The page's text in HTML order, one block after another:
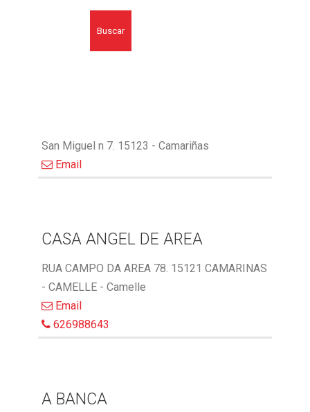
Buscar
San Miguel n 7. 15123 - Camariñas
Email
CASA ANGEL DE AREA
RUA CAMPO DA AREA 78. 15121 CAMARINAS
- CAMELLE - Camelle
Email
626988643
A BANCA